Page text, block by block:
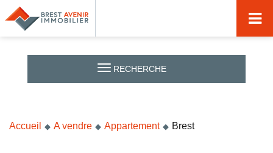
RECHERCHE
Accueil
Acheter
Vendre
Nos agences
Accueil A vendre Appartement Brest